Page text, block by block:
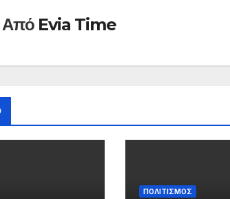
Από Evia Time
ΠΟΛΙΤΙΣΜΟΣ